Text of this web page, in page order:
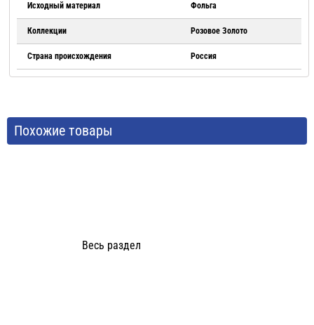
Исходный материал Фольга
Коллекции Розовое Золото
Страна происхождения Россия
Похожие товары
Весь раздел